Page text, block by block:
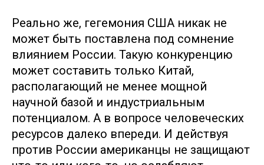
Реально же, гегемония США никак не
может быть поставлена под сомнение
влиянием России. Такую конкуренцию
может составить только Китай,
располагающий не менее мощной
научной базой и индустриальным
потенциалом. А в вопросе человеческих
ресурсов далеко впереди. И действуя
против России американцы не защищают